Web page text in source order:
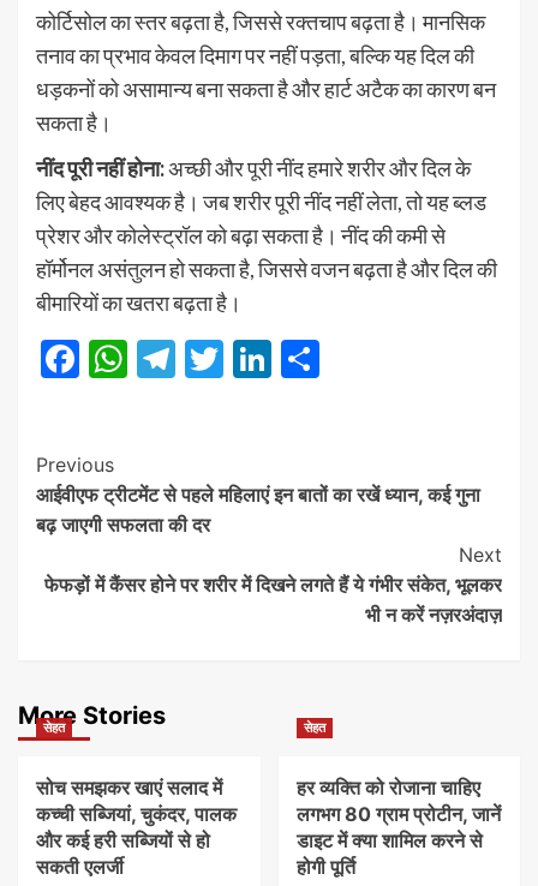
कोर्टिसोल का स्तर बढ़ता है, जिससे रक्तचाप बढ़ता है। मानसिक
तनाव का प्रभाव केवल दिमाग पर नहीं पड़ता, बल्कि यह दिल की
धड़कनों को असामान्य बना सकता है और हार्ट अटैक का कारण बन
सकता है।
नींद पूरी नहीं होना:अच्छी और पूरी नींद हमारे शरीर और दिल के
लिए बेहद आवश्यक है। जब शरीर पूरी नींद नहीं लेता, तो यह ब्लड
प्रेशर और कोलेस्ट्रॉल को बढ़ा सकता है। नींद की कमी से
हॉर्मोनल असंतुलन हो सकता है, जिससे वजन बढ़ता है और दिल की
बीमारियों का खतरा बढ़ता है।
Facebook
WhatsApp
Telegram
TwitterLinkedIn
Post
Navigation
Previous
आईवीएफ ट्रीटमेंट से पहले महिलाएं इन बातों का रखें ध्यान, कई गुना
बढ़ जाएगी सफलता की दर
Next
फेफड़ों में कैंसर होने पर शरीर में दिखने लगते हैं ये गंभीर संकेत, भूलकर
भी न करें नज़रअंदाज़
More Stories
सेहत
सोच समझकर खाएं सलाद में
कच्ची सब्जियां, चुकंदर, पालक
और कई हरी सब्जियों से हो
सकती एलर्जी
सेहत
हर व्यक्ति को रोजाना चाहिए
लगभग 80 ग्राम प्रोटीन, जानें
डाइट में क्या शामिल करने से
होगी पूर्ति